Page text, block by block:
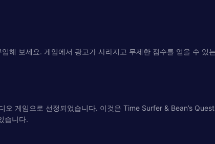
해 보세요. 게임에서 광고가 사라지고 무제한 점수를 얻을 수 있
게임으로 선정되었습니다. 이것은 Time Surfer & Bean’s
습니다.